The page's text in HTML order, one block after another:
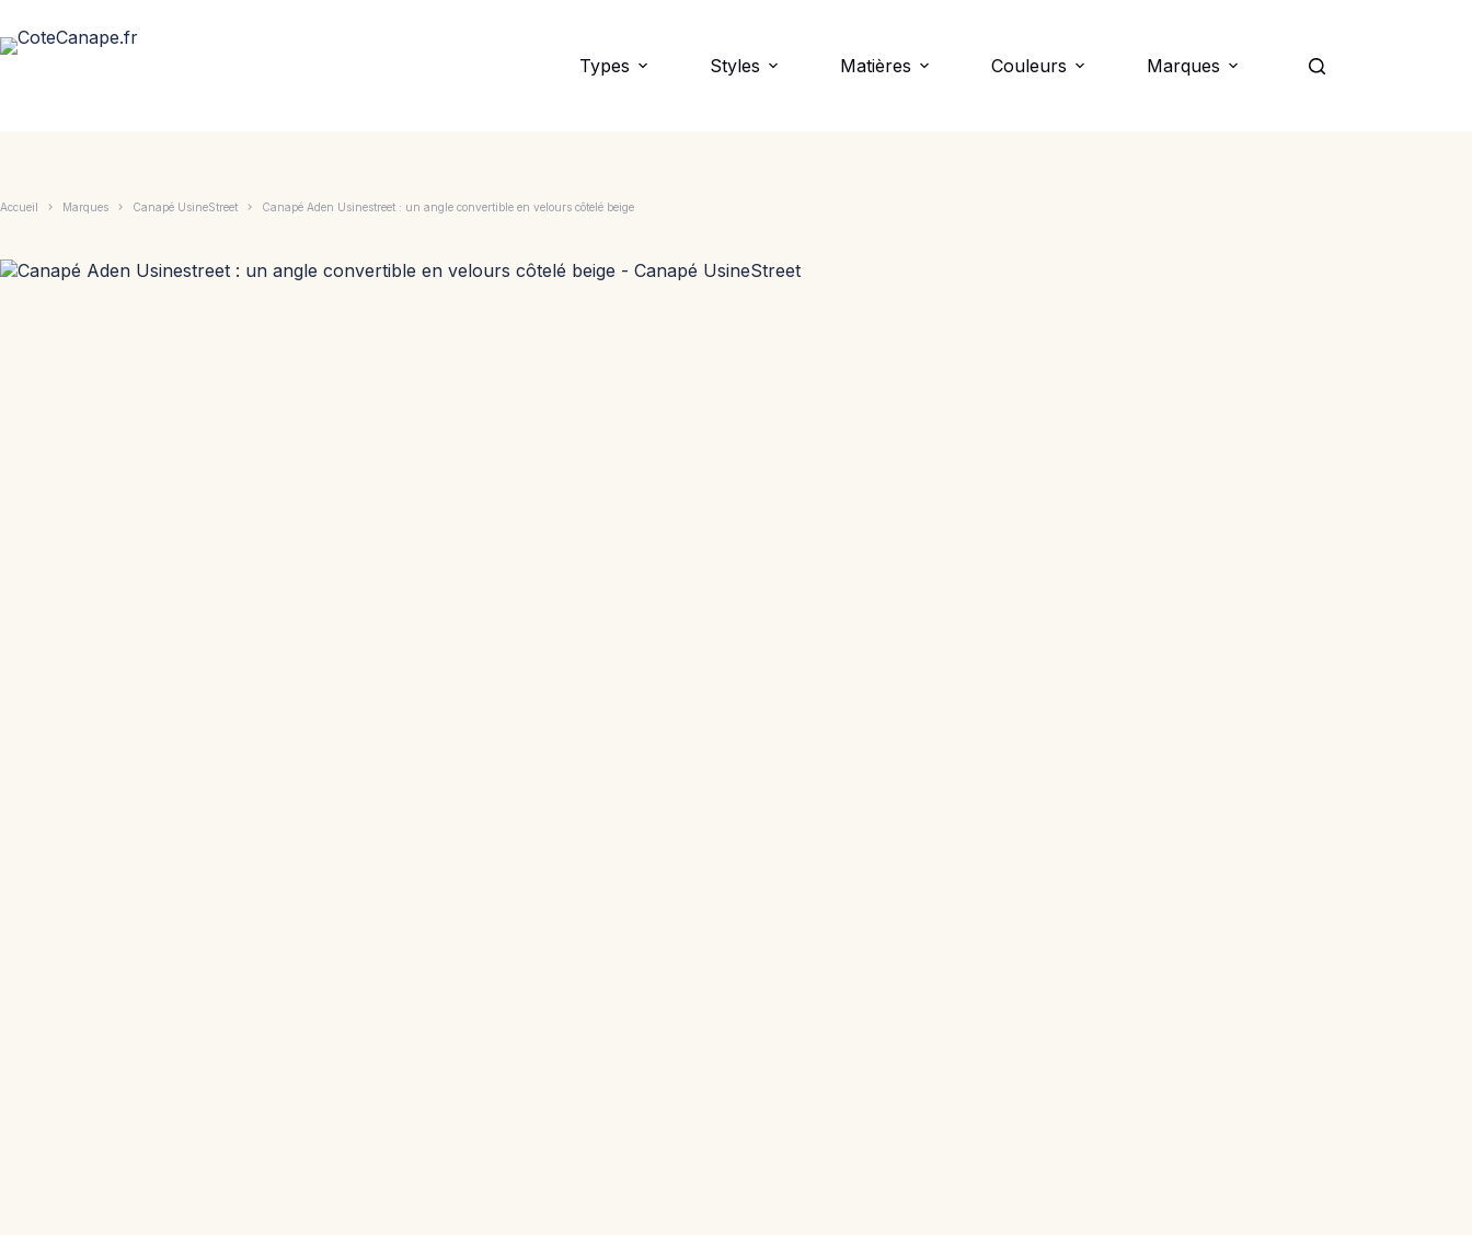
au
contenu
Types Styles Matières Couleurs Marques
Accueil Marques Canapé UsineStreet Canapé Aden Usinestreet : un angle convertible en velours côtelé beige